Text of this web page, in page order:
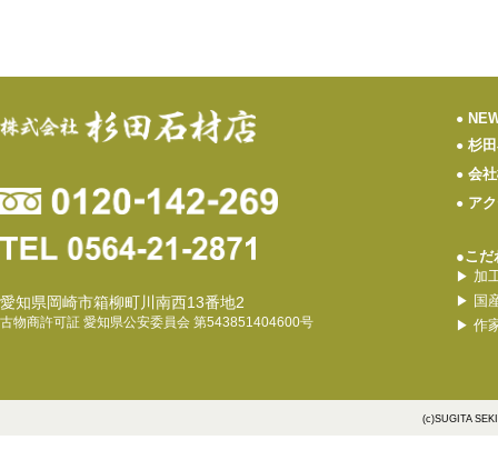
愛知県岡崎市箱柳町川南西13番地2
古物商許可証 愛知県公安委員会 第543851404600号
●
● 杉
● 会
● ア
●こだ
▶ 加
▶ 国
▶ 作
(c)SUGITA